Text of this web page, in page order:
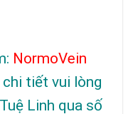
NormoVein
tiết vui lòng
Linh qua số